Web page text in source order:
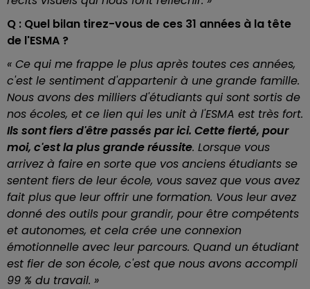
Q : Quel bilan tirez-vous de ces 31 années à la tête
de l'ESMA ?
« Ce qui me frappe le plus après toutes ces années,
c'est le sentiment d'appartenir à une grande famille.
Nous avons des milliers d'étudiants qui sont sortis de
nos écoles, et ce lien qui les unit à l'ESMA est très fort.
Ils sont fiers d'être passés par ici. Cette fierté, pour
moi, c'est la plus grande réussite. Lorsque vous
arrivez à faire en sorte que vos anciens étudiants se
sentent fiers de leur école, vous savez que vous avez
fait plus que leur offrir une formation. Vous leur avez
donné des outils pour grandir, pour être compétents
et autonomes, et cela crée une connexion
émotionnelle avec leur parcours. Quand un étudiant
est fier de son école, c'est que nous avons accompli
99 % du travail. »